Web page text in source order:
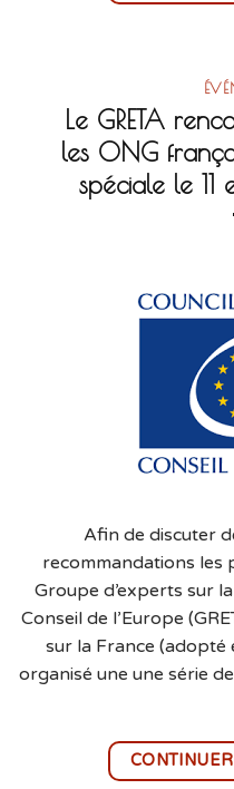
Le GRETA
les ONG
spéciale le
Afin de discuter
recommandations les
Groupe d’experts sur
Conseil de l’Europe
sur la France (adopté
organisé une une série